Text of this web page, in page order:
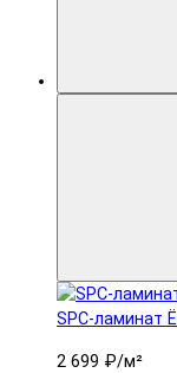
SPC-ламинат
2 699 ₽/м²